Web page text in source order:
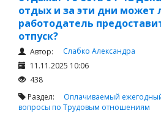
отдых и за эти дни может
работодатель
отпуск?
Автор:
Слабко Александра
11.11.2025 10:06
438
Раздел: Оплачиваемый
вопросы по Трудовым отношениям